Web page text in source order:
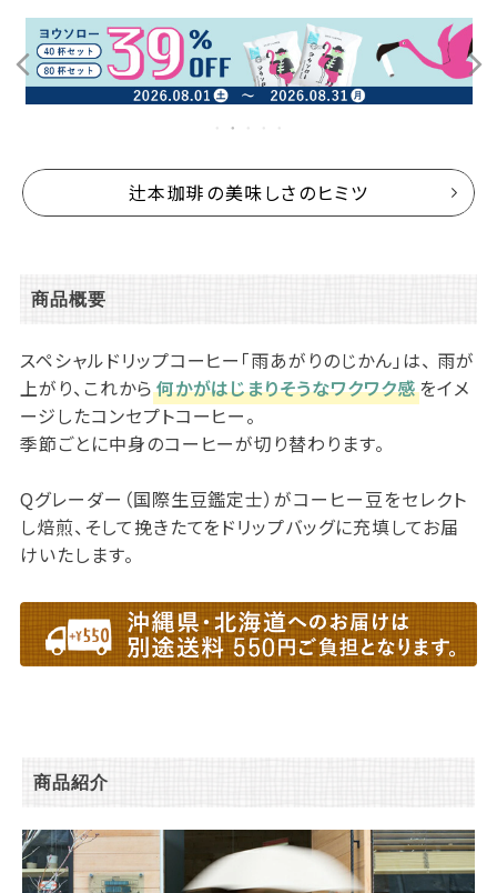
辻本珈琲の美味しさのヒミツ
商品概要
スペシャルドリップコーヒー「雨あがりのじかん」は、 雨が
上がり、これから何かがはじまりそうなワクワク感 をイメ
ージしたコンセプトコーヒー。
季節ごとに中身のコーヒーが切り替わります。
Qグレーダー（国際生豆鑑定士）がコーヒー豆をセレクト
し焙煎、そして挽きたてをドリップバッグに充填してお届
けいたします。
商品紹介